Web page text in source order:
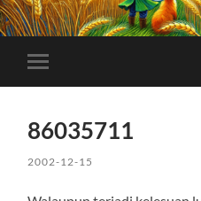
Toggle
mobile
86035711
2002-12-15